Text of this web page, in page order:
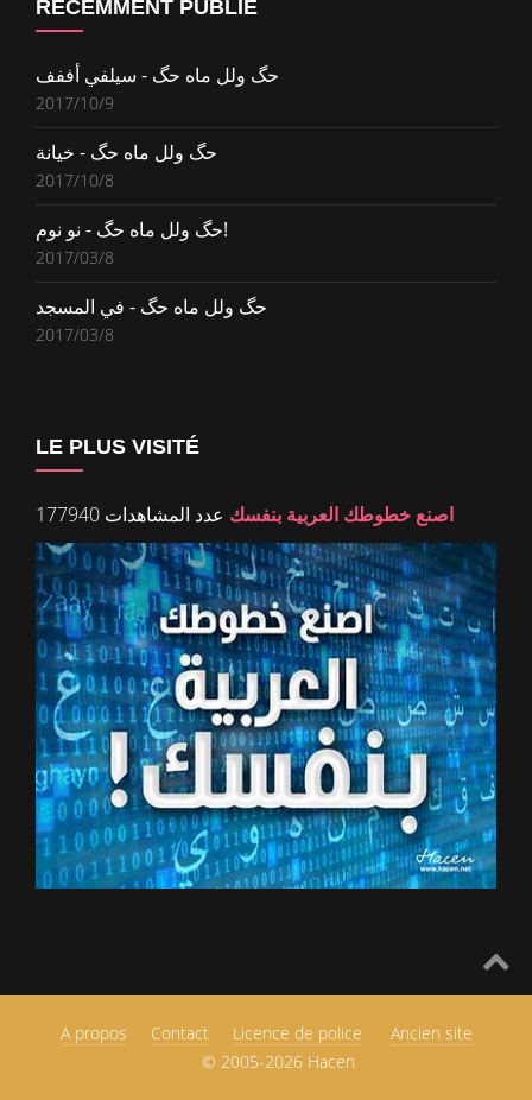
RÉCEMMENT PUBLIÉ
حگ ولل ماه حگ - سيلفي أففف
2017/10/9
حگ ولل ماه حگ - خيانة
2017/10/8
حگ ولل ماه حگ - نو نوم!
2017/03/8
حگ ولل ماه حگ - في المسجد
2017/03/8
LE PLUS VISITÉ
اصنع خطوطك العربية بنفسك عدد المشاهدات 177940
A propos Contact Licence de police
Ancien site
© 2005-2026 Hacen